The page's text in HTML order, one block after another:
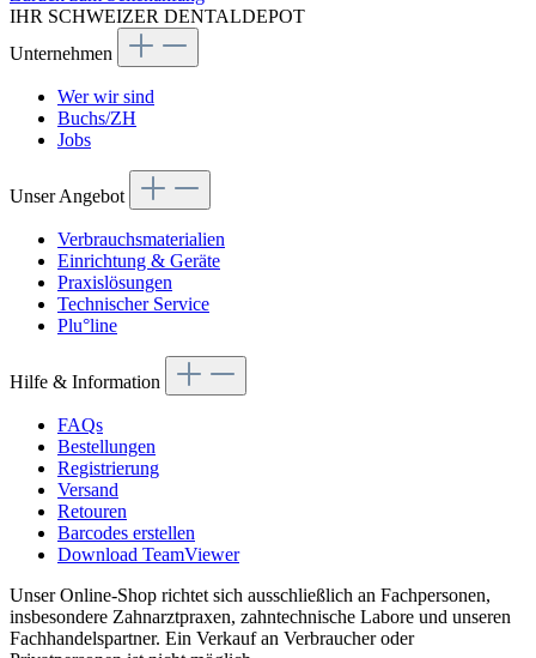
IHR SCHWEIZER DENTALDEPOT
Unternehmen
Wer wir sind
Buchs/ZH
Jobs
Unser Angebot
Verbrauchsmaterialien
Einrichtung & Geräte
Praxislösungen
Technischer Service
Plu°line
Hilfe & Information
FAQs
Bestellungen
Registrierung
Versand
Retouren
Barcodes erstellen
Download TeamViewer
Unser Online-Shop richtet sich ausschließlich an Fachpersonen,
insbesondere Zahnarztpraxen, zahntechnische Labore und unseren
Fachhandelspartner. Ein Verkauf an Verbraucher oder